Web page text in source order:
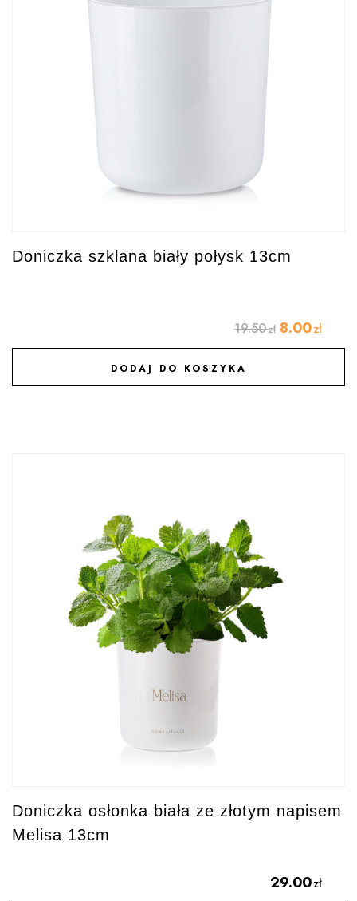
Doniczka szklana biały połysk 13cm
19.50zł 8.00zł
DODAJ DO KOSZYKA
DODAJ DO ULUBIONYCH
Doniczka osłonka biała ze złotym napisem
Melisa 13cm
29.00zł